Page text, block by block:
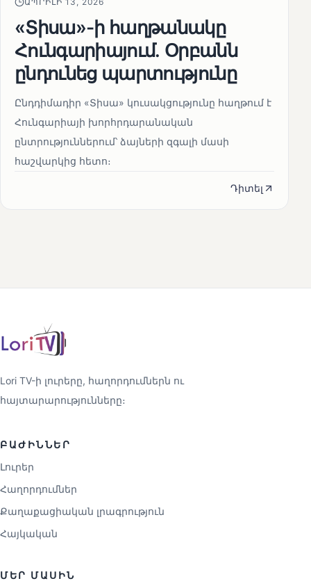
«Տիսա»-ի հաղթանակը
Հունգարիայում․ Օրբանն
ընդունեց պարտությունը
Ընդդիմադիր «Տիսա» կուսակցությունը հաղթում է
Հունգարիայի խորհրդարանական
ընտրություններում՝ ձայների զգալի մասի
հաշվարկից հետո։
Դիտել
Lori TV-ի լուրերը, հաղորդումներն ու
հայտարարությունները։
ԲԱԺԻՆՆԵՐ
Լուրեր
Հաղորդումներ
Քաղաքացիական լրագրություն
Հայկական
ՄԵՐ ՄԱՍԻՆ